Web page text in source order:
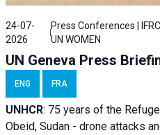
24-07-
2026
Press Conferences | IFRC
UN WOMEN
UN Geneva Press
ENG FRA
UNHCR: 75 years of the
Obeid, Sudan - drone attacks